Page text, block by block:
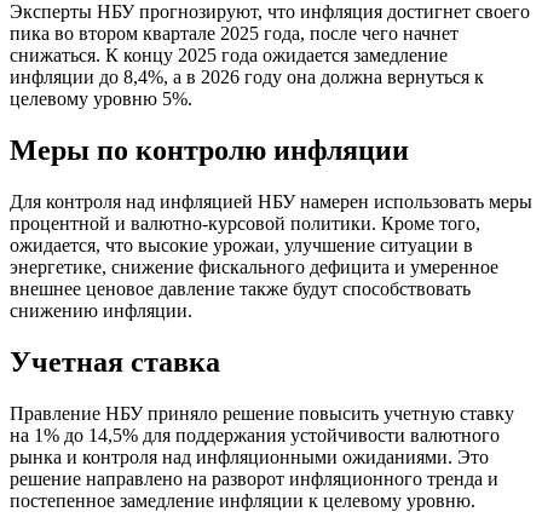
Эксперты НБУ прогнозируют, что инфляция достигнет своего
пика во втором квартале 2025 года, после чего начнет
снижаться. К концу 2025 года ожидается замедление
инфляции до 8,4%, а в 2026 году она должна вернуться к
целевому уровню 5%.
Меры по контролю инфляции
Для контроля над инфляцией НБУ намерен использовать меры
процентной и валютно-курсовой политики. Кроме того,
ожидается, что высокие урожаи, улучшение ситуации в
энергетике, снижение фискального дефицита и умеренное
внешнее ценовое давление также будут способствовать
снижению инфляции.
Учетная ставка
Правление НБУ приняло решение повысить учетную ставку
на 1% до 14,5% для поддержания устойчивости валютного
рынка и контроля над инфляционными ожиданиями. Это
решение направлено на разворот инфляционного тренда и
постепенное замедление инфляции к целевому уровню.